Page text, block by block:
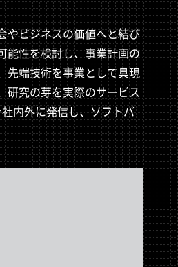
やビジネスの価値へと結び
能性を検討し、事業計画の
先端技術を事業として具現
研究の芽を実際のサービス
内外に発信し、ソフトバ